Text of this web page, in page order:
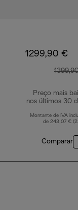
1299,90 €
Preço mais
nos últimos 30
Montante de IVA
de 243,07 €
Comparar